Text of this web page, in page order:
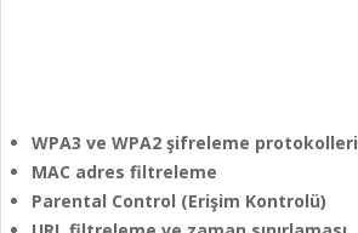
WPA3 ve WPA2 şifreleme protokolleri
MAC adres filtreleme
Parental Control (Erişim Kontrolü)